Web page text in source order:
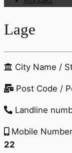
Lage
City Name /
Post Code /
Landline
Mobile
22